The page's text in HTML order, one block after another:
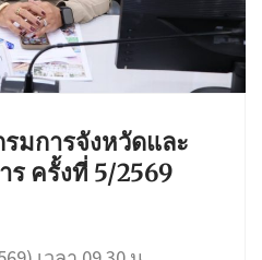
มการจังหวัดและ
ครั้งที่ 5/2569